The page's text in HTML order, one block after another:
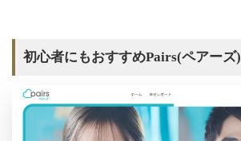
初心者にもおすすめPairs(ペアーズ)